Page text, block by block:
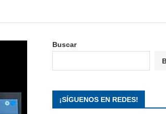
Buscar
¡SÍGUENOS EN REDES!